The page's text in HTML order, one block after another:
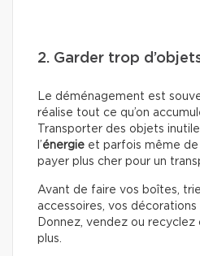
2. Garder trop
Le déménagement est
réalise tout ce qu’on
Transporter des objets
l’énergie et parfois même de
payer plus cher pour un
Avant de faire vos boîtes,
accessoires, vos
Donnez, vendez ou recyclez
plus.